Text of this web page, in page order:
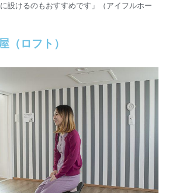
設けるのもおすすめです」（アイフルホー
（ロフト）